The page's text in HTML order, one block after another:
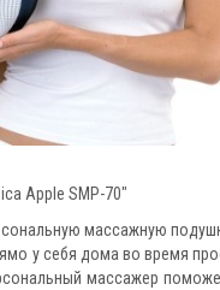
Apple SMP-70"
массажную
у себя дома во время
массажер